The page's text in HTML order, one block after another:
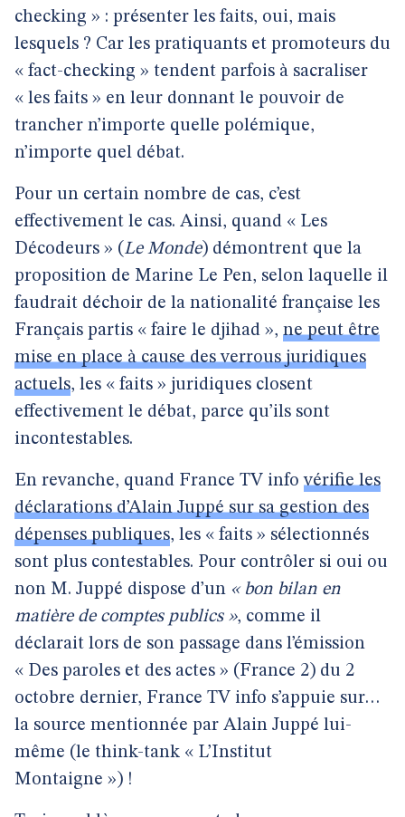
checking » : présenter les faits, oui, mais
lesquels ? Car les pratiquants et promoteurs du
« fact-checking » tendent parfois à sacraliser
« les faits » en leur donnant le pouvoir de
trancher n’importe quelle polémique,
n’importe quel débat.
Pour un certain nombre de cas, c’est
effectivement le cas. Ainsi, quand « Les
Décodeurs » (Le Monde) démontrent que la
proposition de Marine Le Pen, selon laquelle il
faudrait déchoir de la nationalité française les
Français partis « faire le djihad », ne peut être
mise en place à cause des verrous juridiques
actuels, les « faits » juridiques closent
effectivement le débat, parce qu’ils sont
incontestables.
En revanche, quand France TV infovérifie les
déclarations d’Alain Juppé sur sa gestion des
dépenses publiques, les « faits » sélectionnés
sont plus contestables. Pour contrôler si oui ou
non M. Juppé dispose d’un « bon bilan en
matière de comptes publics », comme il
déclarait lors de son passage dans l’émission
« Des paroles et des actes » (France 2) du 2
octobre dernier, France TV info s’appuie sur…
la source mentionnée par Alain Juppé lui-
même (le think-tank « L’Institut
Montaigne ») !